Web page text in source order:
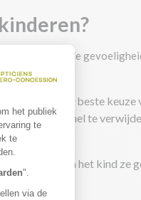
zoals de
zijn vaak de beste
om de lens snel te
zijn en het kind ze
uw
het publiek
te
te
".
via de